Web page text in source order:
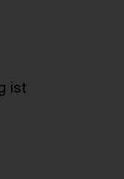
ist